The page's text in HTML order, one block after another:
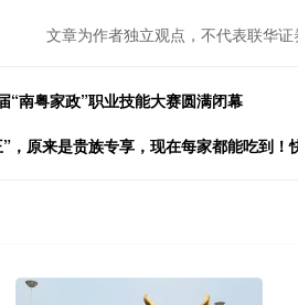
文章为作者独立观点，不代表联华
“南粤家政”职业技能大赛圆满闭幕
，原来是贵族专享，现在每家都能吃到！